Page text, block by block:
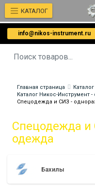
info@nikos-instrument.ru
КАТАЛОГ
Главная страница
Каталог
Каталог Никос-Инструмент
Спецодежда и СИЗ -
Спецодежда и
одежда
Бахилы